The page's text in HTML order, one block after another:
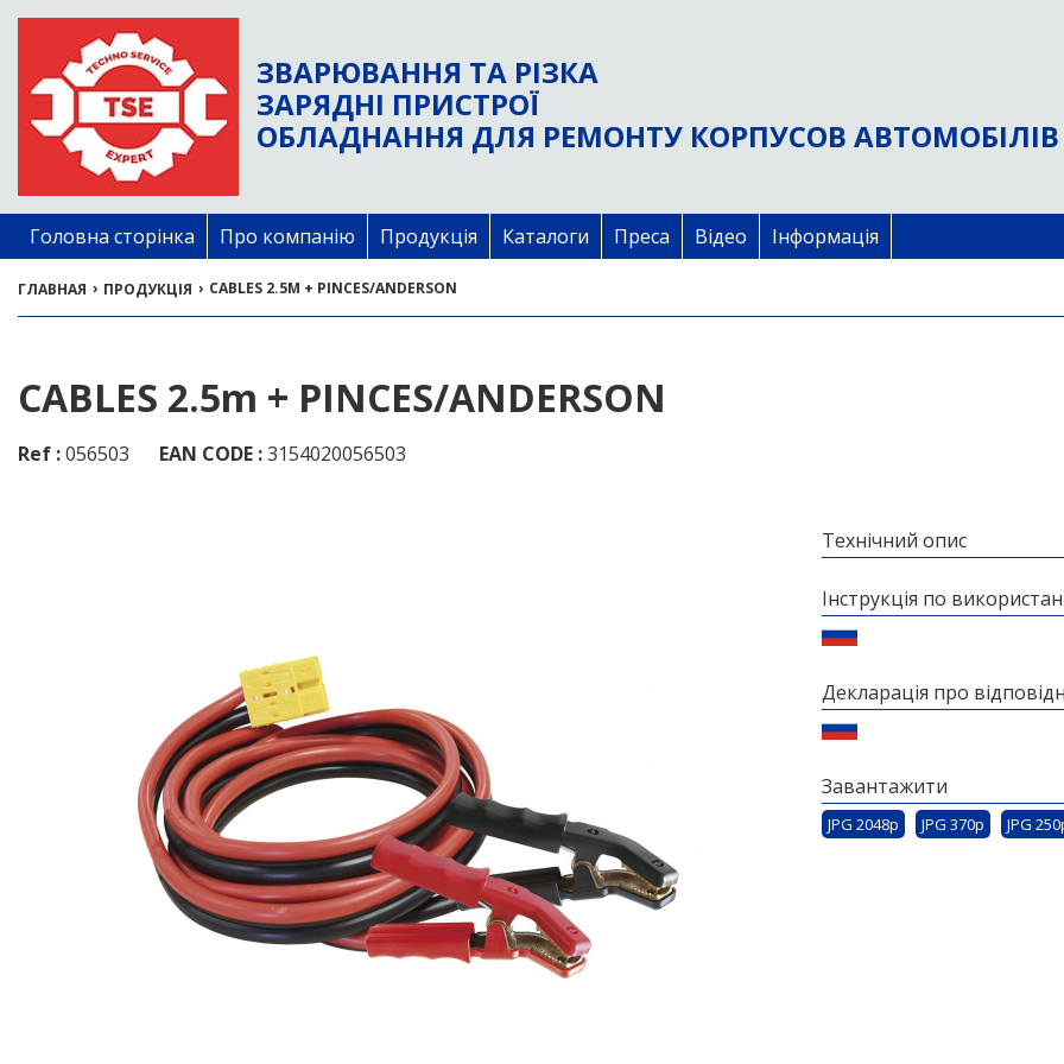
ЗВАРЮВАННЯ ТА РІЗКА
ЗАРЯДНІ ПРИСТРОЇ
ОБЛАДНАННЯ ДЛЯ РЕМОНТУ КОРПУСОВ АВТОМОБІЛІВ
Головна сторінка Про компанію Продукція Каталоги Преса Відео Інформація
ГЛАВНАЯ › ПРОДУКЦІЯ › CABLES 2.5M + PINCES/ANDERSON
CABLES 2.5m + PINCES/ANDERSON
Ref :056503 EAN CODE :3154020056503
Технічний опис
Інструкція по
Декларація про
Завантажити
JPG 2048p JPG 370p JPG